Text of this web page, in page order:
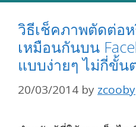
วิธีเช็คภาพตัดต่อ
เหมือนกันบน
แบบง่ายๆ ไม่กี่ขั้น
20/03/2014 by zcooby